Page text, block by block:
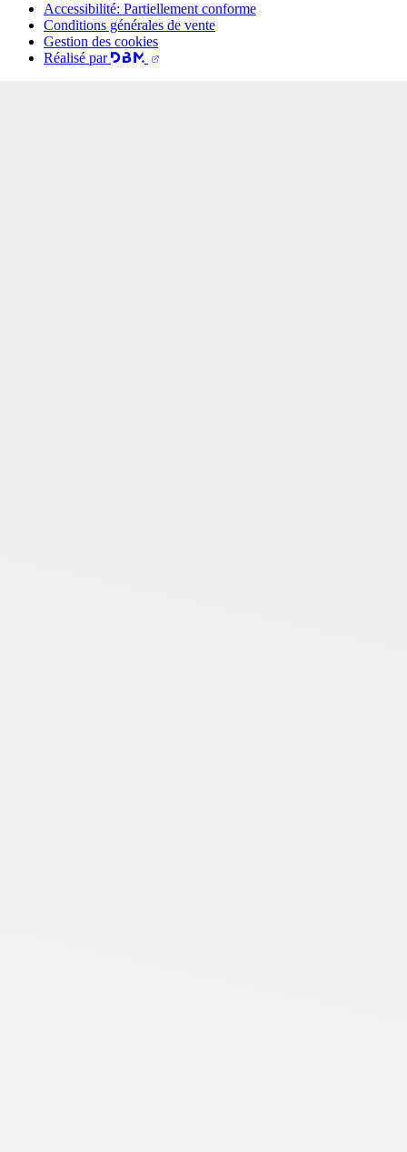
Accessibilité: Partiellement conforme
Conditions générales de vente
Gestion des cookies
Réalisé par